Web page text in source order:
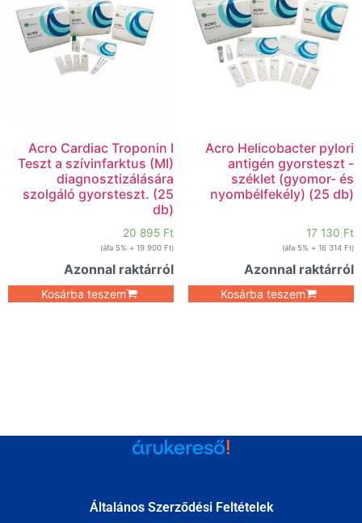
Acro Helicobacter pylori
antigén gyorsteszt -
széklet (gyomor- és
nyombélfekély) (25 db)
17 130 Ft
(
16 314 Ft
+ 5% áfa)
Azonnal raktárról
Kosárba teszem
Acro Cardiac Troponin I
Teszt a szívinfarktus (MI)
diagnosztizálására
szolgáló gyorsteszt. (25
db)
20 895 Ft
(
19 900 Ft
+ 5% áfa)
Azonnal raktárról
Kosárba teszem
Általános Szerződési Feltételek